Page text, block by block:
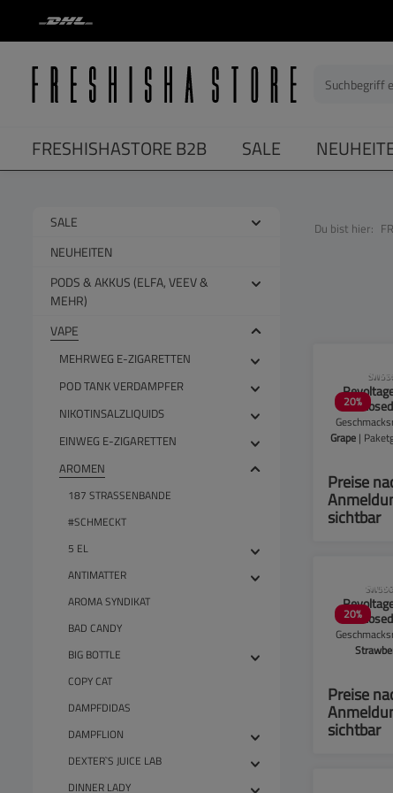
Zur Hauptnavigation springen
FRESHISHASTORE B2B SALE
SALE
NEUHEITEN
PODS & AKKUS (ELFA, VEEV &
MEHR)
VAPE
MEHRWEG E-ZIGARETTEN
POD TANK VERDAMPFER
NIKOTINSALZLIQUIDS
EINWEG E-ZIGARETTEN
AROMEN
187 STRASSENBANDE
#SCHMECKT
5 EL
ANTIMATTER
AROMA SYNDIKAT
BAD CANDY
BIG BOTTLE
COPY CAT
DAMPFDIDAS
DAMPFLION
DEXTER`S JUICE LAB
DINNER LADY
Du bist hier:
CLP-
20%
10ml
Grape |
Preise
sichtbar
CLP-
20%
10ml -
Preise
sichtbar